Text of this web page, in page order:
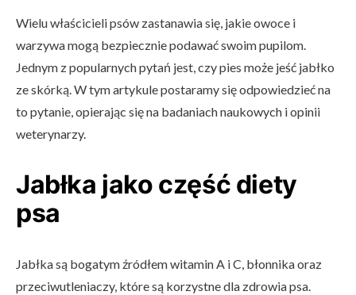
Wielu właścicieli psów zastanawia się, jakie owoce i
warzywa mogą bezpiecznie podawać swoim pupilom.
Jednym z popularnych pytań jest, czy pies może jeść jabłko
ze skórką. W tym artykule postaramy się odpowiedzieć na
to pytanie, opierając się na badaniach naukowych i opinii
weterynarzy.
Jabłka jako część diety
psa
Jabłka są bogatym źródłem witamin A i C, błonnika oraz
przeciwutleniaczy, które są korzystne dla zdrowia psa.